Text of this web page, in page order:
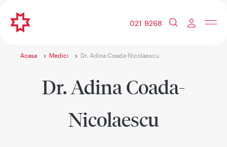
021 9268
Acasa Medici Dr. Adina Coada-Nicolaescu
Dr. Adina Coada-
Nicolaescu